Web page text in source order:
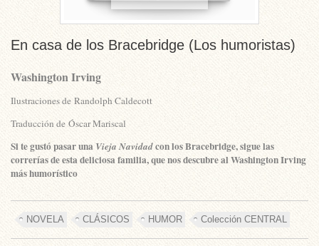
En casa de los Bracebridge (Los humoristas)
Washington Irving
Ilustraciones de Randolph Caldecott
Traducción de Óscar Mariscal
Si te gustó pasar unaVieja Navidadcon los Bracebridge, sigue las
correrías de esta deliciosa familia, que nos descubre al Washington Irving
más humorístico
NOVELA CLÁSICOS HUMOR Colección CENTRAL